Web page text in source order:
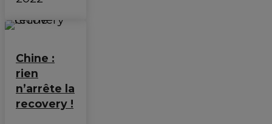
Chine :
rien
n’arrête la
recovery !